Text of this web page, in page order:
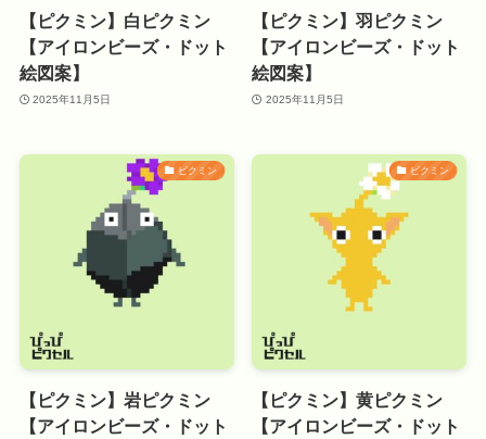
【ピクミン】白ピクミン
【アイロンビーズ・ドット
絵図案】
2025年11月5日
【ピクミン】羽ピクミン
【アイロンビーズ・ドット
絵図案】
2025年11月5日
ピクミン
【ピクミン】岩ピクミン
【アイロンビーズ・ドット
ピクミン
【ピクミン】黄ピクミン
【アイロンビーズ・ドット